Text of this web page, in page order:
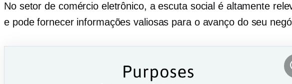
No setor de comércio eletrônico, a escuta social é altamente
e pode fornecer informações valiosas para o avanço do seu